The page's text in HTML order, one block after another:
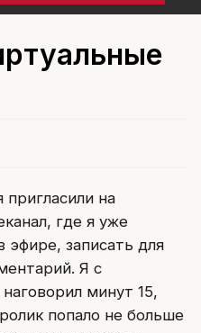
на
где я уже
эфире, записать для
Я с
минут 15,
попало не больше